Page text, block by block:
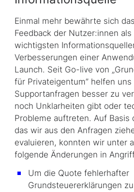
Einmal mehr bewährte sich
Feedback der Nutzer:innen
wichtigsten
Verbesserungen einer
Launch. Seit Go-live von
für Privateigentum” helfen
Supportanfragen besser zu
noch Unklarheiten gibt oder
Probleme auftreten. Auf Basis
das wir aus den Anfragen
evaluieren, konnten wir unter
folgende Änderungen in
Um die Quote fehlerhafter
Grundsteuererklärungen